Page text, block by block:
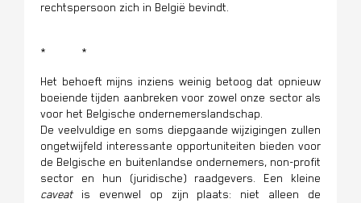
rechtspersoon zich in België bevindt.
* *
Het behoeft mijns inziens weinig betoog dat opnieuw
boeiende tijden aanbreken voor zowel onze sector als
voor het Belgische ondernemerslandschap.
De veelvuldige en soms diepgaande wijzigingen zullen
ongetwijfeld interessante opportuniteiten bieden voor
de Belgische en buitenlandse ondernemers, non-profit
sector en hun (juridische) raadgevers. Een kleine
caveat is evenwel op zijn plaats: niet alleen de